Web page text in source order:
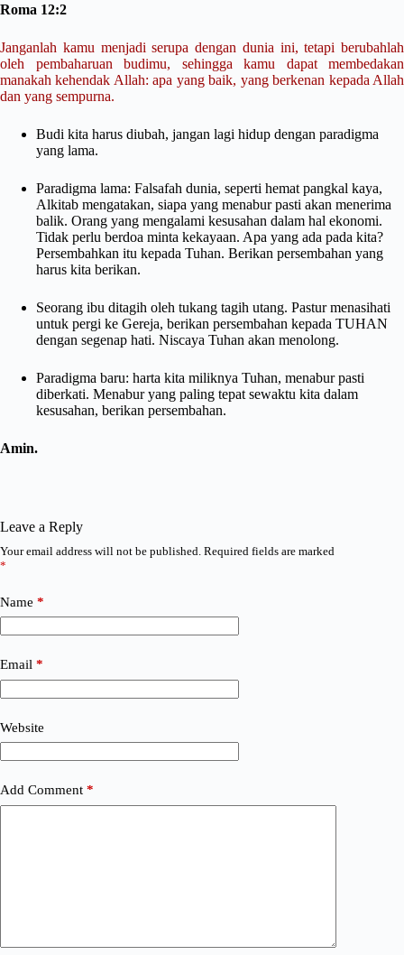
Roma 12:2
Janganlah kamu menjadi serupa dengan dunia ini, tetapi berubahlah
oleh pembaharuan budimu, sehingga kamu dapat membedakan
manakah kehendak Allah: apa yang baik, yang berkenan kepada Allah
dan yang sempurna.
Budi kita harus diubah, jangan lagi hidup dengan paradigma
yang lama.
Paradigma lama: Falsafah dunia, seperti hemat pangkal kaya,
Alkitab mengatakan, siapa yang menabur pasti akan menerima
balik. Orang yang mengalami kesusahan dalam hal ekonomi.
Tidak perlu berdoa minta kekayaan. Apa yang ada pada kita?
Persembahkan itu kepada Tuhan. Berikan persembahan yang
harus kita berikan.
Seorang ibu ditagih oleh tukang tagih utang. Pastur menasihati
untuk pergi ke Gereja, berikan persembahan kepada TUHAN
dengan segenap hati. Niscaya Tuhan akan menolong.
Paradigma baru: harta kita miliknya Tuhan, menabur pasti
diberkati. Menabur yang paling tepat sewaktu kita dalam
kesusahan, berikan persembahan.
Amin.
Leave a Reply
Your email address will not be published. Required fields are marked
*
Name *
Email *
Website
Add Comment *